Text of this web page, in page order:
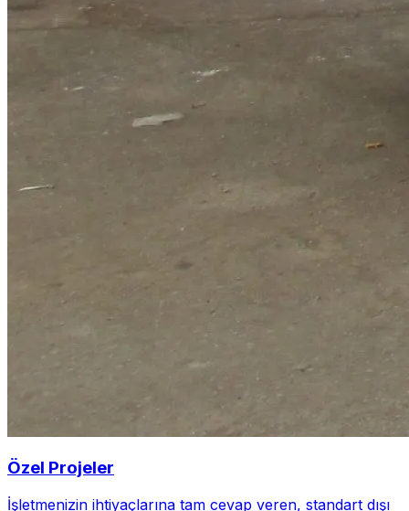
Özel Projeler
İşletmenizin ihtiyaçlarına tam cevap veren, standart dışı